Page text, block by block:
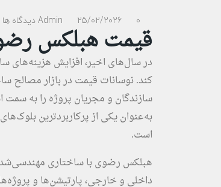
Admin 25/02/2026 0 دیدگاه ها
قیمت هبلکس
در سال‌های اخیر، افزایش
کند. نوسانات قیمت در بازار مصالح
سازندگان و مجریان پروژه را به
است.
هبلکس رضوی با ساختاری
داخلی و خارجی، پارتیشن‌ها و